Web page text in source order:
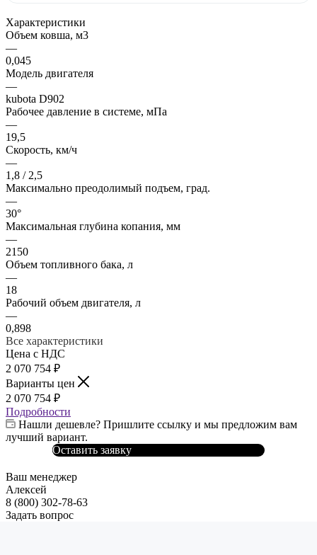
Характеристики
Объем ковша, м3
—
0,045
Модель двигателя
—
kubota D902
Рабочее давление в системе, мПа
—
19,5
Скорость, км/ч
—
1,8 / 2,5
Максимально преодолимый подъем, град.
—
30°
Максимальная глубина копания, мм
—
2150
Объем топливного бака, л
—
18
Рабочий объем двигателя, л
—
0,898
Все характеристики
Цена с НДС
2 070 754 ₽
Варианты цен
2 070 754 ₽
Подробности
Нашли дешевле? Пришлите ссылку и мы предложим вам
лучший вариант.
Оставить заявку
Ваш менеджер
Алексей
8 (800) 302-78-63
Задать вопрос